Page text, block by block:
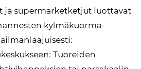
ja supermarketketjut luottavat
kylmäkuorma-
Tuoreiden